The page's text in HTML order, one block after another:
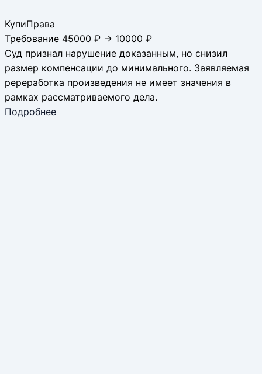
КупиПрава
Требование 45000 ₽ → 10000 ₽
Суд признал нарушение доказанным, но снизил
размер компенсации до минимального. Заявляемая
ререработка произведения не имеет значения в
рамках рассматриваемого дела.
Подробнее